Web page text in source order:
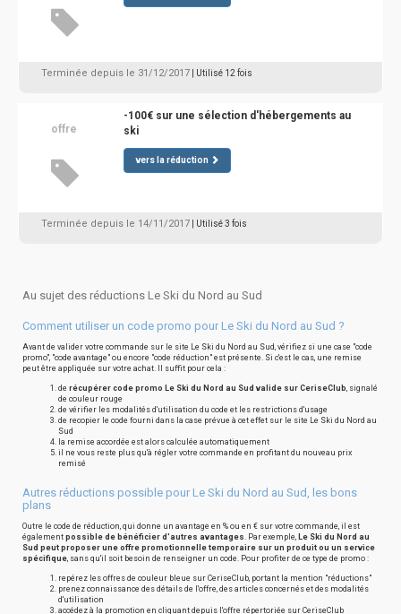
Terminée depuis le 31/12/2017 | Utilisé 12 fois
offre
-100€ sur une sélection d'hébergements au
ski
vers la réduction
Terminée depuis le 14/11/2017 | Utilisé 3 fois
Au sujet des réductions Le Ski du Nord au Sud
Comment utiliser un code promo pour Le Ski du Nord au Sud ?
Avant de valider votre commande sur le site Le Ski du Nord au Sud, vérifiez si une case "code
promo", "code avantage" ou encore "code réduction" est présente. Si c'est le cas, une remise
peut être appliquée sur votre achat. Il suffit pour cela :
de récupérer code promo Le Ski du Nord au Sud valide sur CeriseClub, signalé
de couleur rouge
de vérifier les modalités d'utilisation du code et les restrictions d'usage
de recopier le code fourni dans la case prévue à cet effet sur le site Le Ski du Nord au
Sud
la remise accordée est alors calculée automatiquement
il ne vous reste plus qu'à régler votre commande en profitant du nouveau prix
remisé
Autres réductions possible pour Le Ski du Nord au Sud, les bons
plans
Outre le code de réduction, qui donne un avantage en % ou en € sur votre commande, il est
également possible de bénéficier d'autres avantages. Par exemple, Le Ski du Nord au
Sud peut proposer une offre promotionnelle temporaire sur un produit ou un service
spécifique, sans qu'il soit besoin de renseigner un code. Pour profiter de ce type de promo :
repérez les offres de couleur bleue sur CeriseClub, portant la mention "réductions"
prenez connaissance des détails de l'offre, des articles concernés et des modalités
d'utilisation
accédez à la promotion en cliquant depuis l'offre répertoriée sur CeriseClub